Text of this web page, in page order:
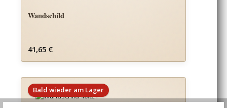
Wandschild
Regulärer Preis:
41,65 €
Bald wieder am Lager